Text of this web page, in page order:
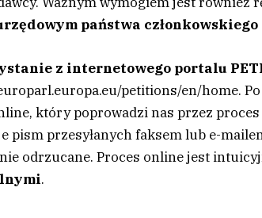
państwa członkowskiego
z internetowego portalu
petitions/en/home.
który poprowadzi nas przez
pism przesyłanych faksem lub e-
odrzucane. Proces online jest
.